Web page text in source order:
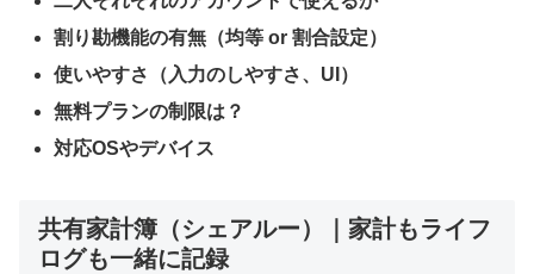
割り勘機能の有無（均等 or 割合設定）
使いやすさ（入力のしやすさ、UI）
無料プランの制限は？
対応OSやデバイス
共有家計簿（シェアルー）｜家計もライフ
ログも一緒に記録